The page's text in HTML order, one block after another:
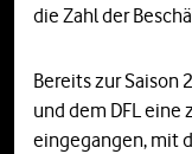
die Zahl der
Bereits zur Saison
und dem DFL
eingegangen, mit